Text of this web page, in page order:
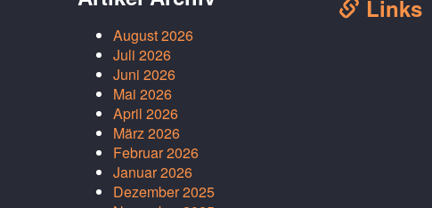
August 2026
Juli 2026
Juni 2026
Mai 2026
April 2026
März 2026
Februar 2026
Januar 2026
Dezember 2025
Links